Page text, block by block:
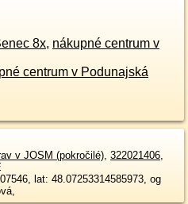
8x, nákupné centrum v
centrum v Podunajská
v JOSM (pokročilé), 322021406,
lat: 48.07253314585973, og